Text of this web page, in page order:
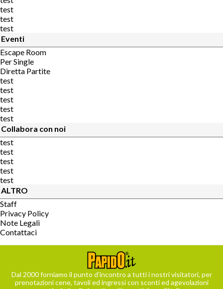
test
test
test
Eventi
Escape Room
Per Single
Diretta Partite
test
test
test
test
test
Collabora con noi
test
test
test
test
test
ALTRO
Staff
Privacy Policy
Note Legali
Contattaci
Dal 2000 forniamo il punto d’incontro a tutti i nostri visitatori, per
prenotazioni cene, tavoli ed ingressi con sconti ed agevolazioni